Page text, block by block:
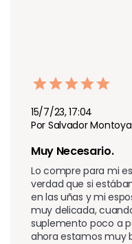
15/7/23, 17:04
Por Salvador Montoya
Muy Necesario.
Lo compre para mi
verdad que si
en las uñas y mi
muy delicada,
suplemento poco a
ahora estamos muy